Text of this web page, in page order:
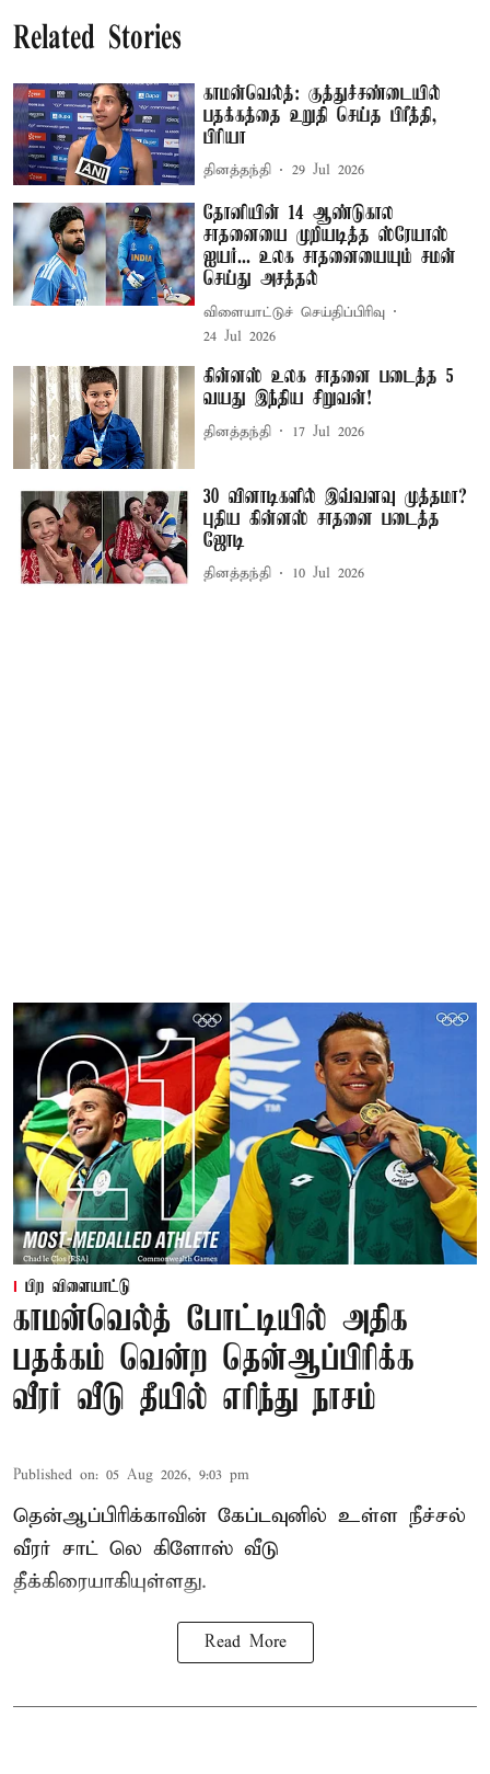
Related Stories
காமன்வெல்த்: குத்துச்சண்டையில்
பதக்கத்தை உறுதி செய்த பிரீத்தி,
பிரியா
தினத்தந்தி 29 Jul 2026
தோனியின் 14 ஆண்டுகால
சாதனையை முறியடித்த ஸ்ரேயாஸ்
ஐயர்... உலக சாதனையையும் சமன்
செய்து அசத்தல்
விளையாட்டுச் செய்திப்பிரிவு
24 Jul 2026
கின்னஸ் உலக சாதனை படைத்த 5
வயது இந்திய சிறுவன்!
தினத்தந்தி 17 Jul 2026
30 வினாடிகளில் இவ்வளவு முத்தமா?
புதிய கின்னஸ் சாதனை படைத்த
ஜோடி
தினத்தந்தி 10 Jul 2026
பிற விளையாட்டு
காமன்வெல்த் போட்டியில் அதிக
பதக்கம் வென்ற தென்ஆப்பிரிக்க
வீரர் வீடு தீயில் எரிந்து நாசம்
Published on: 05 Aug 2026, 9:03 pm
தென்ஆப்பிரிக்காவின் கேப்டவுனில் உள்ள நீச்சல்
வீரர் சாட் லெ கிளோஸ் வீடு
தீக்கிரையாகியுள்ளது.
Read More